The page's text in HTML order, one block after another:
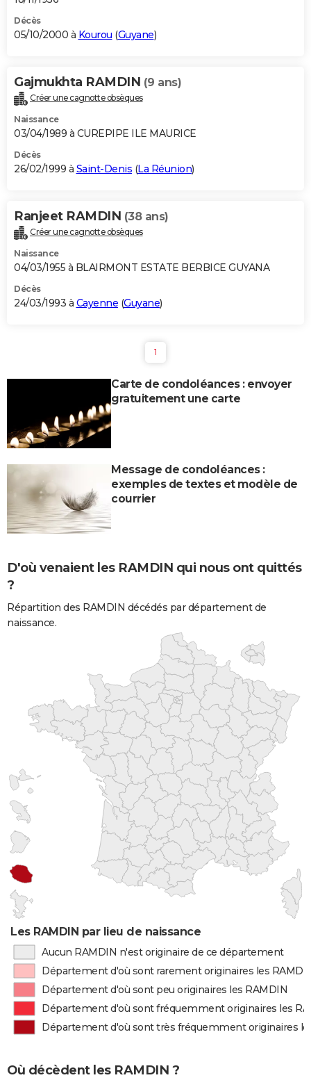
Décès
05/10/2000 à Kourou (Guyane)
Gajmukhta RAMDIN (9 ans)
Créer une cagnotte obsèques
Naissance
03/04/1989 à CUREPIPE ILE MAURICE
Décès
26/02/1999 à Saint-Denis (La Réunion)
Ranjeet RAMDIN (38 ans)
Créer une cagnotte obsèques
Naissance
04/03/1955 à BLAIRMONT ESTATE BERBICE GUYANA
Décès
24/03/1993 à Cayenne (Guyane)
1
Carte de condoléances : envoyer
gratuitement une carte
Message de condoléances :
exemples de textes et modèle de
courrier
D'où venaient les RAMDIN qui nous ont quittés
?
Répartition des RAMDIN décédés par département de
naissance.
Les RAMDIN par lieu de naissance
Aucun RAMDIN n'est originaire de ce département
Département d'où sont rarement originaires les
Département d'où sont peu originaires les RAMDIN
Département d'où sont fréquemment originaires les
Département d'où sont très fréquemment originaires
Où décèdent les RAMDIN ?